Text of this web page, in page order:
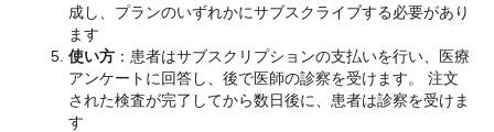
成し、プランのいずれかにサブスクライブする必要があり
ます
使い方 ：患者はサブスクリプションの支払いを行い、医療
アンケートに回答し、後で医師の診察を受けます。 注文
された検査が完了してから数日後に、患者は診察を受けま
す